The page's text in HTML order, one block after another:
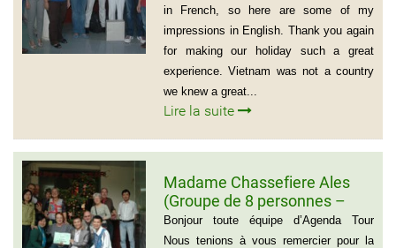
in French, so here are some of my
impressions in English. Thank you again
for making our holiday such a great
experience. Vietnam was not a country
we knew a great...
Lire la suite
Madame Chassefiere Ales
(Groupe de 8 personnes –
Voyage du Nord au Sud
Vietnam)
Bonjour toute équipe d’Agenda Tour
Nous tenions à vous remercier pour la